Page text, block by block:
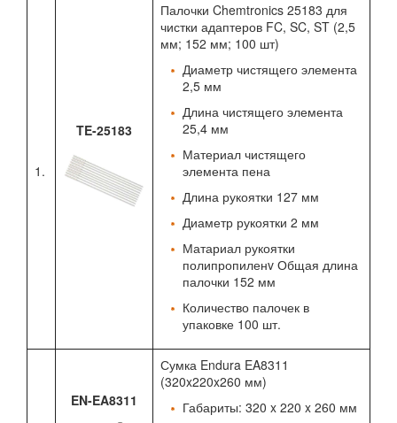
1.
TE-25183
Палочки Chemtronics 25183 для
чистки адаптеров FC, SC, ST (2,5
мм; 152 мм; 100 шт)
Диаметр чистящего элемента
2,5 мм
Длина чистящего элемента
25,4 мм
Материал чистящего
элемента пена
Длина рукоятки 127 мм
Диаметр рукоятки 2 мм
Матариал рукоятки
полипропиленv Общая длина
палочки 152 мм
Количество палочек в
упаковке 100 шт.
EN-EA8311
Сумка Endura EA8311
(320x220x260 мм)
Габариты: 320 x 220 x 260 мм